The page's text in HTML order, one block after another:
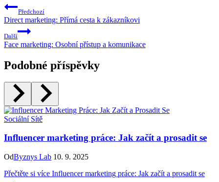
Předchozí
Direct marketing: Přímá cesta k zákazníkovi
Další
Face marketing: Osobní přístup a komunikace
Podobné příspěvky
Sociální Sítě
Influencer marketing práce: Jak začít a prosadit se
OdByznys Lab 10. 9. 2025
Přečtěte si více Influencer marketing práce: Jak začít a prosadit se